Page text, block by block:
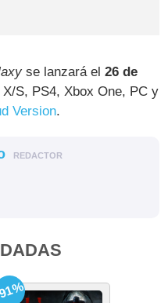
se lanzará el26 de
S, PS4, Xbox One, PC y
Version.
REDACTOR